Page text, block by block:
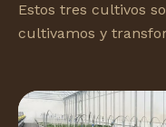
Estos tres cultivos
cultivamos y